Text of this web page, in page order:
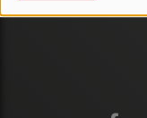
VENEZ DANS LE